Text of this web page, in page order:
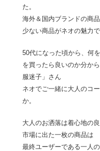
た。
海外＆国内ブランドの商
少ない商品がネオの魅力で
50代になった頃から、何
を買ったら良いのか分か
服迷子」さん
ネオでご一緒に大人のコ
か。
大人のお洒落は着心地の
市場に出た一枚の商品は
最終ユーザーである一人の